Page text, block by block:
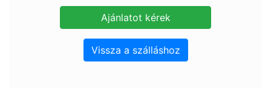
Vissza a szálláshoz